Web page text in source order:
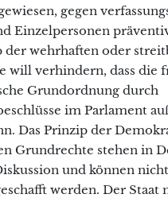
gegen
Einzelpersonen
der wehrhaften oder
will verhindern, dass die
Grundordnung durch
im Parlament
Das Prinzip der
Grundrechte stehen in
und können
werden. Der Staat